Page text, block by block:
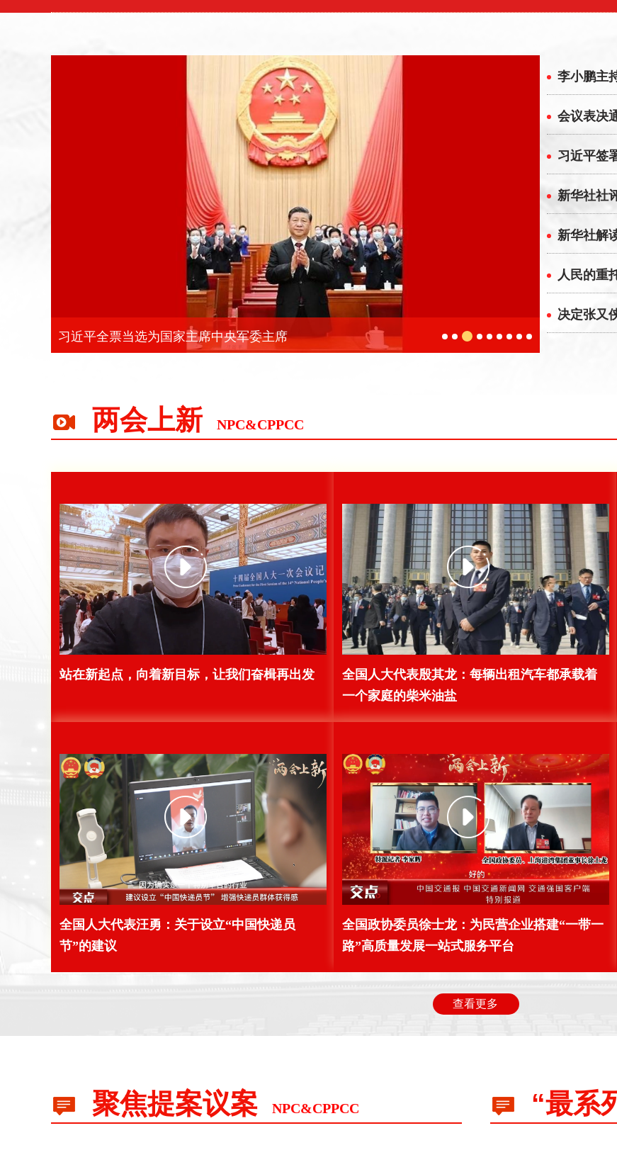
十四届全国人大一次会议在北京闭幕 习近平出席
李小鹏主
会议表决
习近平签
新华社社
新华社解
人民的重
决定张又
两会上新 NPC&CPPCC
站在新起点，向着新目标，让我们奋楫再出发
全国人大代表殷其龙：每辆出租汽车都承载着
一个家庭的柴米油盐
全国人大代表汪勇：关于设立“中国快递员
节”的建议
全国政协委员徐士龙：为民营企业搭建“一带一
路”高质量发展一站式服务平台
查看更多
聚焦提案议案 NPC&CPPCC “最系